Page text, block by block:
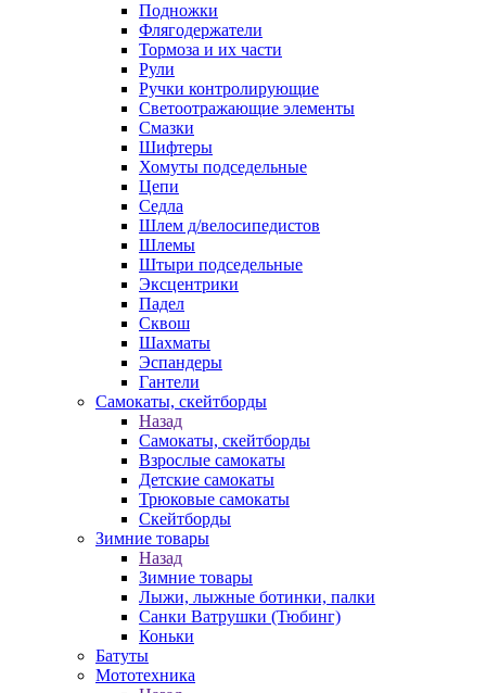
Подножки
Флягодержатели
Тормоза и их части
Рули
Ручки контролирующие
Светоотражающие элементы
Смазки
Шифтеры
Хомуты подседельные
Цепи
Седла
Шлем д/велосипедистов
Шлемы
Штыри подседельные
Эксцентрики
Падел
Сквош
Шахматы
Эспандеры
Гантели
Самокаты, скейтборды
Назад
Самокаты, скейтборды
Взрослые самокаты
Детские самокаты
Трюковые самокаты
Скейтборды
Зимние товары
Назад
Зимние товары
Лыжи, лыжные ботинки, палки
Санки Ватрушки (Тюбинг)
Коньки
Батуты
Мототехника